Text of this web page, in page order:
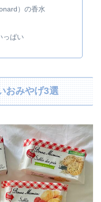
）の香水
っぱい
おみやげ3選